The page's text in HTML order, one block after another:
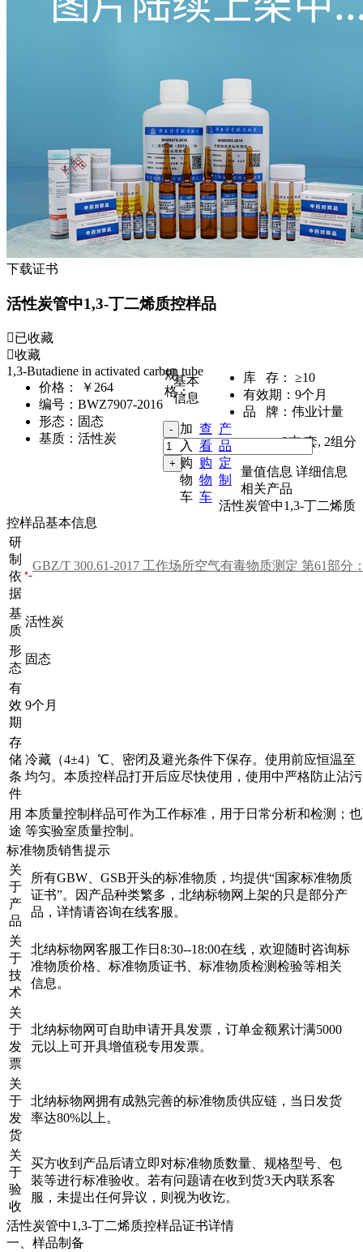
下载证书
活性炭管中1,3-丁二烯质控样品
已收藏
收藏
1,3-Butadiene in activated carbon tube
价格：
￥264
编号： BWZ7907-2016
形态： 固态
基质： 活性炭
库 存：
≥10
有效期： 9个月
品 牌： 伟业计量
规
格：
2支/套, 2组分
加
入
购
物
车
查
看
购
物
车
产
品
定
制
基本
信息
量值信息 详细信息
相关产品
活性炭管中1,3-丁二烯质
控样品基本信息
研
制
依
据
基
质
活性炭
形
态
固态
有
效
期
9个月
存
储
条
件
冷藏（4±4）℃、密闭及避光条件下保存。使用前应恒温至
均匀。本质控样品打开后应尽快使用，使用中严格防止沾
用
途
本质量控制样品可作为工作标准，用于日常分析和检测；
等实验室质量控制。
标准物质销售提示
关
于
产
品
所有GBW、GSB开头的标准物质，均提供“国家标准物质
证书”。因产品种类繁多，北纳标物网上架的只是部分产
品，详情请咨询在线客服。
关
于
技
术
北纳标物网客服工作日8:30--18:00在线，欢迎随时咨询标
准物质价格、标准物质证书、标准物质检测检验等相关
信息。
关
于
发
票
北纳标物网可自助申请开具发票，订单金额累计满5000
元以上可开具增值税专用发票。
关
于
发
货
北纳标物网拥有成熟完善的标准物质供应链，当日发货
率达80%以上。
关
于
验
收
买方收到产品后请立即对标准物质数量、规格型号、包
装等进行标准验收。若有问题请在收到货3天内联系客
服，未提出任何异议，则视为收讫。
活性炭管中1,3-丁二烯质控样品证书详情
一、样品制备